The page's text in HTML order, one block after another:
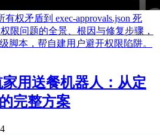
权矛盾到 exec-approvals.json 死
限问题的全景、根因与修复步骤，
脚本，帮自建用户避开权限陷阱。
用送餐机器人：从定
完整方案